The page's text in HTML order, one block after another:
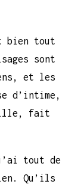
bien tout
sont
et les
d’intime,
fait
tout de
Qu’ils